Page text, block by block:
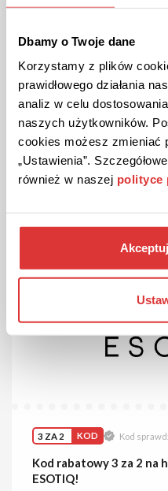
Dbamy o Twoje dane
Korzystamy z plików
prawidłowego działania
analiz w celu
naszych użytkowników.
cookies możesz zmieniać
„Ustawienia”.
również w naszej polityce
DO 36% ZNIŻKI
Do 36% rabatu na
Groupon!
Nawet 36% zniżki na
Skorzystaj z promocji już dziś!
3 ZA 2 KOD Kod
Kod rabatowy 3 za 2 na
ESOTIQ!